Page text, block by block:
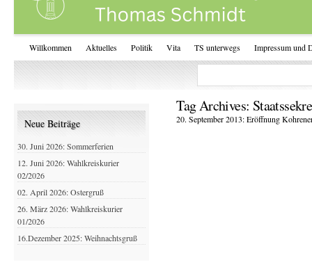
Willkommen Aktuelles Politik Vita TS unterwegs Impressum und
Tag Archives:
20. September 2013: Eröffnung
Neue Beiträge
30. Juni 2026: Sommerferien
12. Juni 2026: Wahlkreiskurier
02/2026
02. April 2026: Ostergruß
26. März 2026: Wahlkreiskurier
01/2026
16.Dezember 2025: Weihnachtsgruß